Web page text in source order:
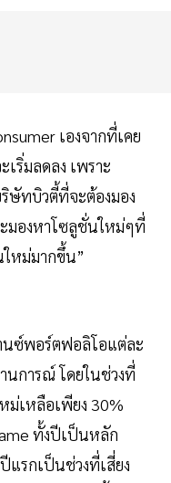
เองจากที่เคย
ริ่มลดลง เพราะ
ทบิวตี้ที่จะต้องมอง
มองหาโซลูชั่นใหม่ๆที่
หม่มากขึ้น”
ซ์พอร์ตฟอลิโอแต่ละ
นการณ์ โดยในช่วงที่
ม่เหลือเพียง 30%
ทั้งปีเป็นหลัก
แรกเป็นช่วงที่เสี่ยง